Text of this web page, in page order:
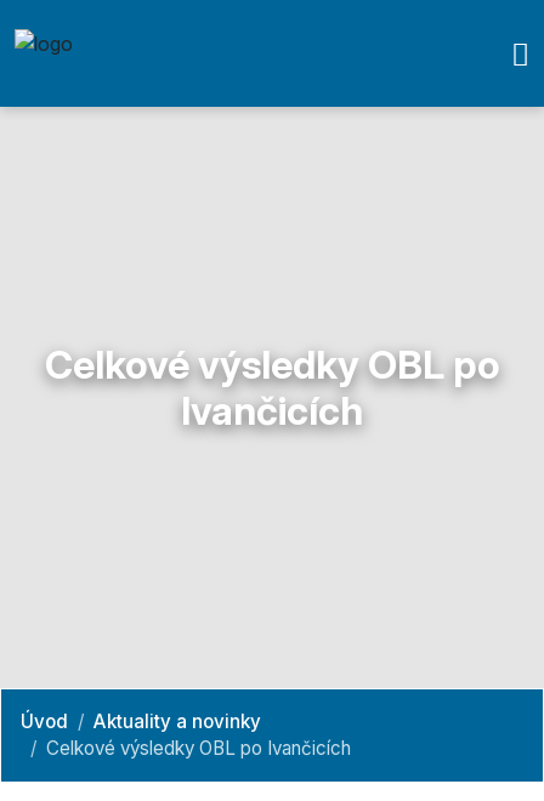
Celkové výsledky OBL po
Ivančicích
Úvod
Aktuality a novinky
Celkové výsledky OBL po Ivančicích